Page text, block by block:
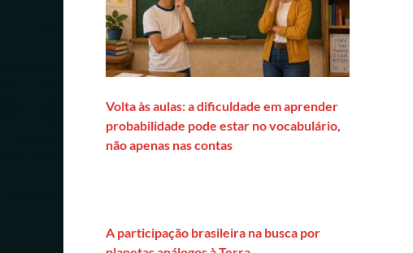
Volta às aulas: a dificuldade em aprender
probabilidade pode estar no vocabulário,
não apenas nas contas
A participação brasileira na busca por